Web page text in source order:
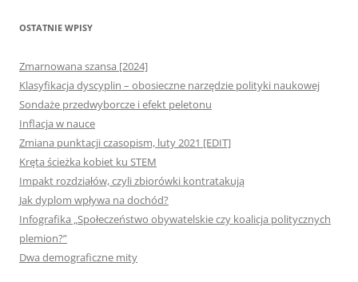
OSTATNIE WPISY
Zmarnowana szansa [2024]
Klasyfikacja dyscyplin – obosieczne narzędzie polityki naukowej
Sondaże przedwyborcze i efekt peletonu
Inflacja w nauce
Zmiana punktacji czasopism, luty 2021 [EDIT]
Kręta ścieżka kobiet ku STEM
Impakt rozdziałów, czyli zbiorówki kontratakują
Jak dyplom wpływa na dochód?
Infografika „Społeczeństwo obywatelskie czy koalicja politycznych
plemion?”
Dwa demograficzne mity